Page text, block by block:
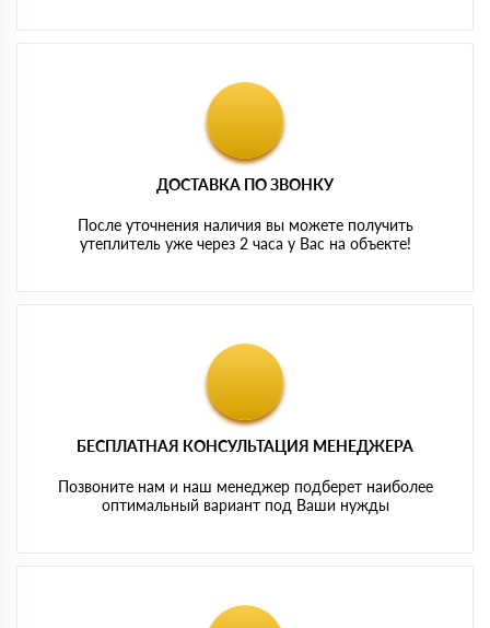
ДОСТАВКА ПО ЗВОНКУ
После уточнения наличия вы можете получить
утеплитель уже через 2 часа у Вас на объекте!
БЕСПЛАТНАЯ КОНСУЛЬТАЦИЯ МЕНЕДЖЕРА
Позвоните нам и наш менеджер подберет наиболее
оптимальный вариант под Ваши нужды